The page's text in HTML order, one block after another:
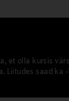
et olla kursis
Liitudes saad ka